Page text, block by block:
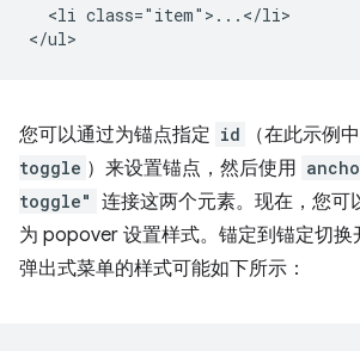
  <li class="item">...</li>
您可以通过为锚点指定 id （在此示例
toggle ）来设置锚点，然后使用
toggle" 连接这两个元素。现在，您可
为 popover 设置样式。锚定到锚定切换
弹出式菜单的样式可能如下所示：